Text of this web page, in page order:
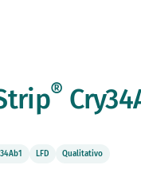
®
LFD Qualitativo